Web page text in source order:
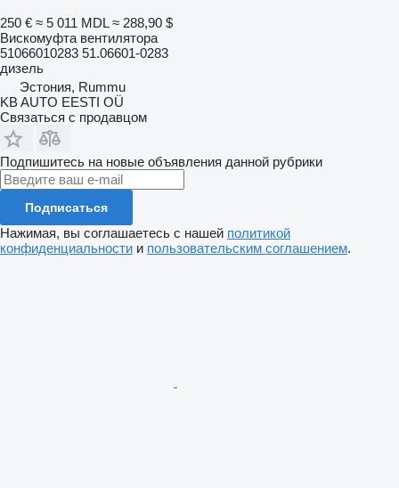
250 € ≈ 5 011 MDL ≈ 288,90 $
Вискомуфта вентилятора
51066010283 51.06601-0283
дизель
Эстония, Rummu
KB AUTO EESTI OÜ
Связаться с продавцом
Подпишитесь на новые объявления данной рубрики
Подписаться
Нажимая, вы соглашаетесь с нашей политикой
конфиденциальности и пользовательским соглашением.